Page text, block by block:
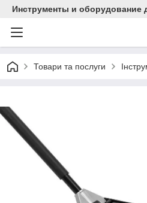
Инструменты и оборудование
Товари та послуги